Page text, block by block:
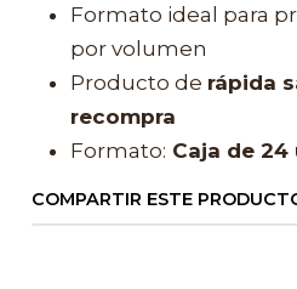
Formato ideal para
por volumen
Producto de rápida
recompra
Formato: Caja de 24
COMPARTIR ESTE